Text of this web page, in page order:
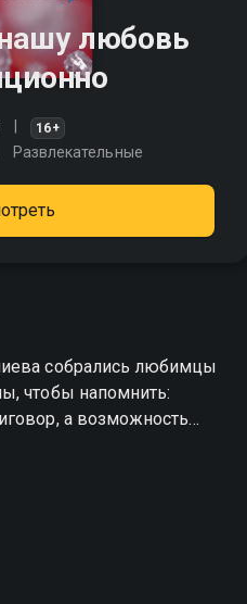
любовь
16+
Развлекательные
собрались любимцы
чтобы напомнить:
а возможность
Гарик Харламов,
как разнообразить дни
и как оставаться
врозь.
полезных